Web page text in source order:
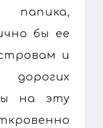
папика,
бы ее
и
дорогих
на эту